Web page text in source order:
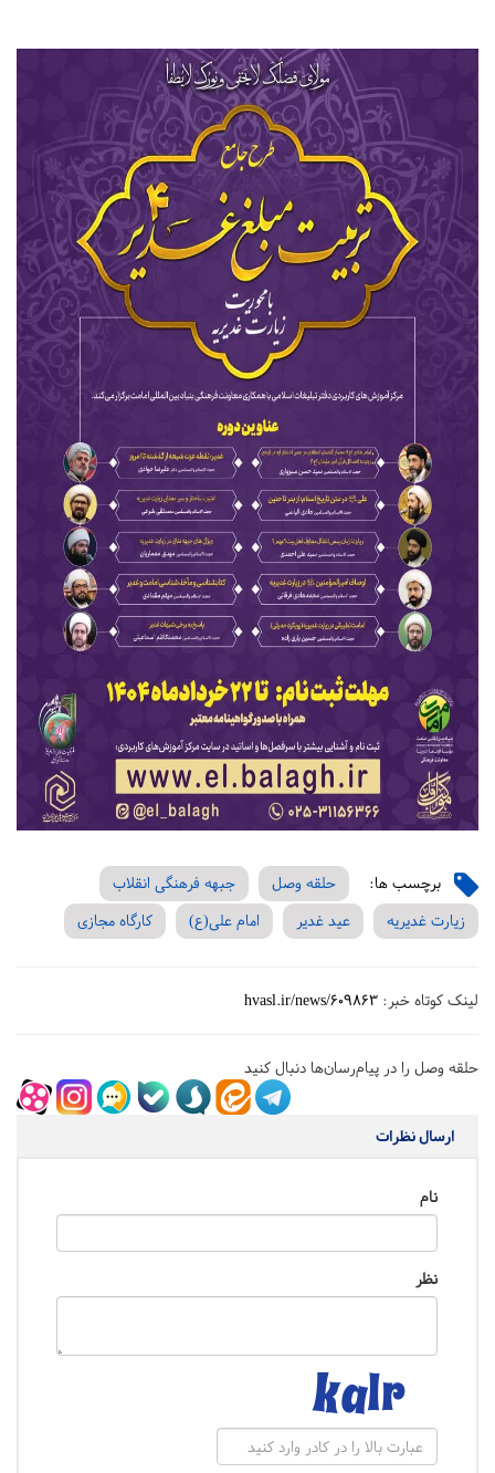
برچسب ها: حلقه وصل
جبهه فرهنگی انقلاب
زیارت غدیریه
عید غدیر امام علی(ع) کارگاه مجازی
لینک کوتاه خبر: hvasl.ir/news/609863
حلقه وصل را در پیام‌رسان‌ها دنبال کنید
ارسال نظرات
نام
نظر